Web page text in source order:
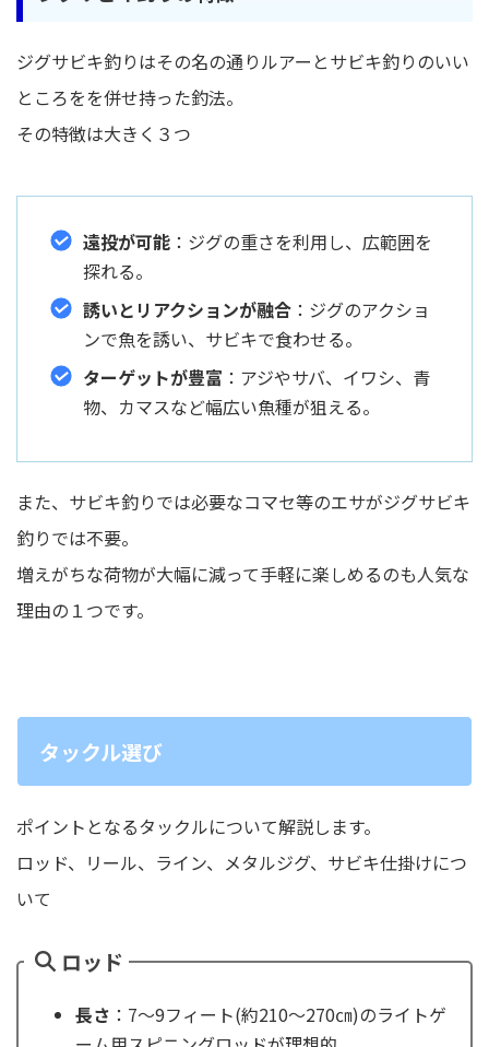
ジグサビキ釣りはその名の通りルアーとサビキ釣りのいい
ところをを併せ持った釣法。
その特徴は大きく３つ
遠投が可能 ：ジグの重さを利用し、広範囲を
探れる。
誘いとリアクションが融合 ：ジグのアクショ
ンで魚を誘い、サビキで食わせる。
ターゲットが豊富 ：アジやサバ、イワシ、青
物、カマスなど幅広い魚種が狙える。
また、サビキ釣りでは必要なコマセ等のエサがジグサビキ
釣りでは不要。
増えがちな荷物が大幅に減って手軽に楽しめるのも人気な
理由の１つです。
タックル選び
ポイントとなるタックルについて解説します。
ロッド、リール、ライン、メタルジグ、サビキ仕掛けにつ
いて
ロッド
長さ ：7～9フィート(約210～270㎝)のライトゲ